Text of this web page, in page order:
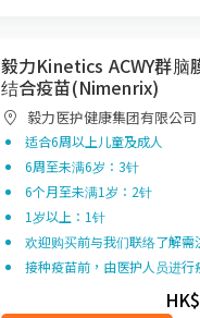
毅力Kinetics ACWY群脑
结合疫苗(Nimenrix)
毅力医护健康集团有限公司
适合6周以上儿童及成人
6周至未满6岁：3针
6个月至未满1岁：2针
1岁以上：1针
欢迎购买前与我们联络了解需
接种疫苗前，由医护人员进行
HK$